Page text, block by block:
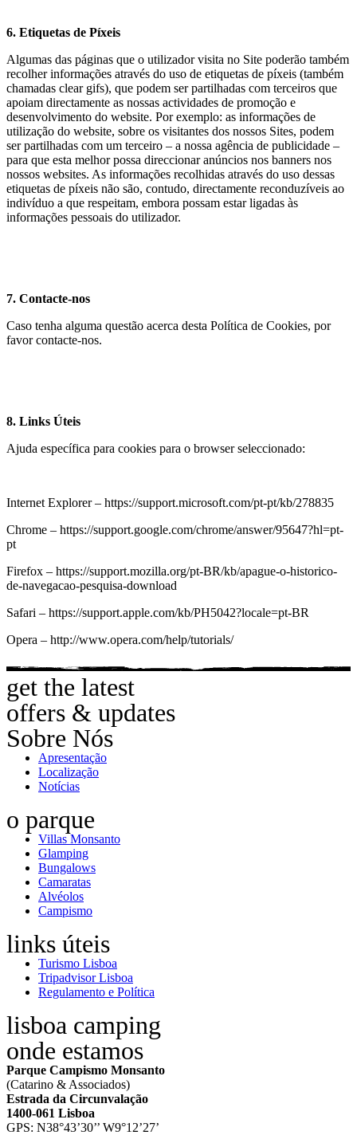
6. Etiquetas de Píxeis
Algumas das páginas que o utilizador visita no Site poderão também
recolher informações através do uso de etiquetas de píxeis (também
chamadas clear gifs), que podem ser partilhadas com terceiros que
apoiam directamente as nossas actividades de promoção e
desenvolvimento do website. Por exemplo: as informações de
utilização do website, sobre os visitantes dos nossos Sites, podem
ser partilhadas com um terceiro – a nossa agência de publicidade –
para que esta melhor possa direccionar anúncios nos banners nos
nossos websites. As informações recolhidas através do uso dessas
etiquetas de píxeis não são, contudo, directamente reconduzíveis ao
indivíduo a que respeitam, embora possam estar ligadas às
informações pessoais do utilizador.
7. Contacte-nos
Caso tenha alguma questão acerca desta Política de Cookies, por
favor contacte-nos.
8. Links Úteis
Ajuda específica para cookies para o browser seleccionado:
Internet Explorer – https://support.microsoft.com/pt-pt/kb/278835
Chrome – https://support.google.com/chrome/answer/95647?hl=pt-
pt
Firefox – https://support.mozilla.org/pt-BR/kb/apague-o-historico-
de-navegacao-pesquisa-download
Safari – https://support.apple.com/kb/PH5042?locale=pt-BR
Opera – http://www.opera.com/help/tutorials/
get the latest
offers & updates
Sobre Nós
Apresentação
Localização
Notícias
o parque
Villas Monsanto
Glamping
Bungalows
Camaratas
Alvéolos
Campismo
links úteis
Turismo Lisboa
Tripadvisor Lisboa
Regulamento e Política
lisboa camping
onde estamos
Parque Campismo Monsanto
(Catarino & Associados)
Estrada da Circunvalação
1400-061 Lisboa
GPS: N38°43’30’’ W9°12’27’